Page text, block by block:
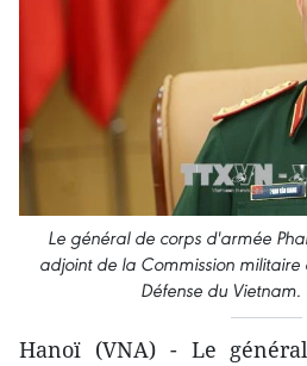
Le général de corps d'armée
adjoint de la Commission
Défense du Vietnam.
Hanoï (VNA) - Le